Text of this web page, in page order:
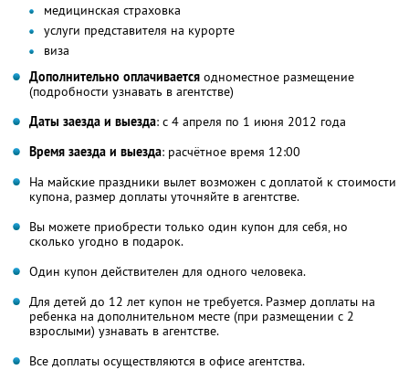
медицинская страховка
услуги представителя на курорте
виза
Дополнительно оплачивается одноместное размещение
(подробности узнавать в агентстве)
Даты заезда и выезда: с 4 апреля по 1 июня 2012 года
Время заезда и выезда: расчётное время 12:00
На майские праздники вылет возможен с доплатой к стоимости
купона, размер доплаты уточняйте в агентстве.
Вы можете приобрести только один купон для себя, но
сколько угодно в подарок.
Один купон действителен для одного человека.
Для детей до 12 лет купон не требуется. Размер доплаты на
ребенка на дополнительном месте (при размещении с 2
взрослыми) узнавать в агентстве.
Все доплаты осуществляются в офисе агентства.